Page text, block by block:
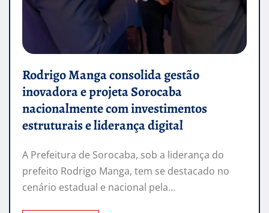
Rodrigo Manga consolida gestão
inovadora e projeta Sorocaba
nacionalmente com investimentos
estruturais e liderança digital
A Prefeitura de Sorocaba, sob a liderança do
prefeito Rodrigo Manga, tem se destacado no
cenário estadual e nacional pela…